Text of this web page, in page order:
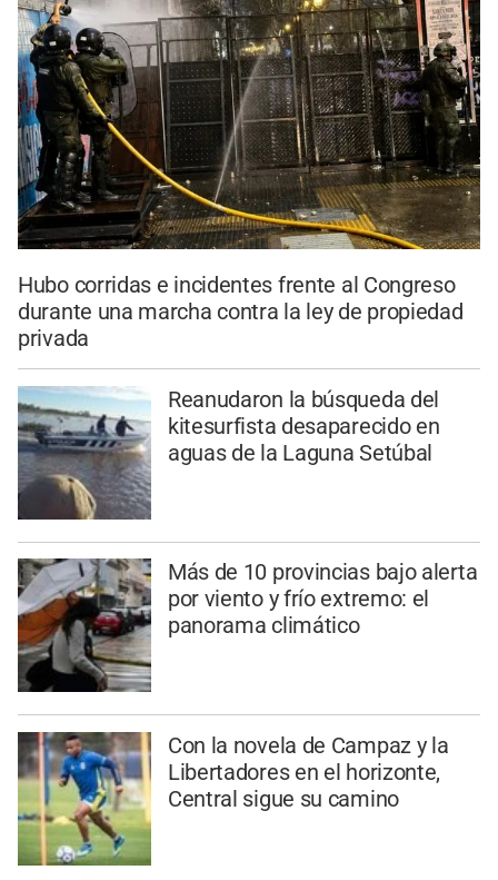
Hubo corridas e incidentes frente al Congreso
durante una marcha contra la ley de propiedad
privada
Reanudaron la búsqueda del
kitesurfista desaparecido en
aguas de la Laguna Setúbal
Más de 10 provincias bajo alerta
por viento y frío extremo: el
panorama climático
Con la novela de Campaz y la
Libertadores en el horizonte,
Central sigue su camino